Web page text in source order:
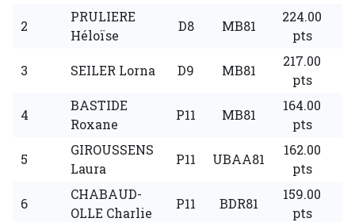
2
PRULIERE
Héloïse
D8 MB81
224.00
pts
3 SEILER Lorna D9 MB81
217.00
pts
4
BASTIDE
Roxane
P11 MB81
164.00
pts
5
GIROUSSENS
Laura
P11 UBAA81
162.00
pts
6
CHABAUD-
OLLE Charlie
P11 BDR81
159.00
pts